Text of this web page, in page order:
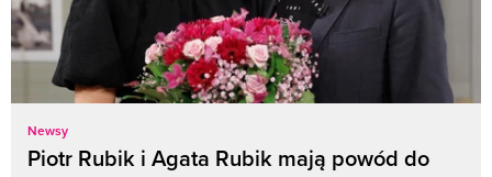
Newsy
Piotr Rubik i Agata Rubik mają powód do